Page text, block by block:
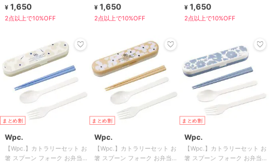
レディース かわいい おしゃれ
¥ 1,650
2点以上で10%OFF
レディース かわいい おしゃれ
¥ 1,650
2点以上で10%OFF
レディース かわいい おしゃれ
¥ 1,650
2点以上で10%OFF
まとめ割
Wpc.
【Wpc.】カトラリーセット お
箸 スプーン フォーク お弁当
まとめ割
Wpc.
【Wpc.】カトラリーセット お
箸 スプーン フォーク お弁当
まとめ割
Wpc.
【Wpc.】カトラリーセット お
箸 スプーン フォーク お弁当